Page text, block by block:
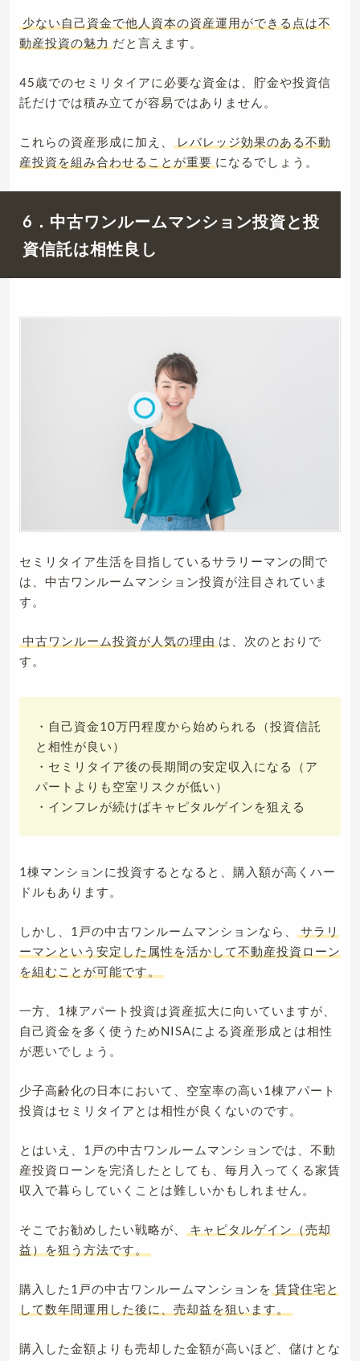
少ない自己資金で他人資本の資産運用ができる点は不
動産投資の魅力 だと言えます。
45歳でのセミリタイアに必要な資金は、貯金や投資信
託だけでは積み立てが容易ではありません。
これらの資産形成に加え、
レバレッジ効果のある不動
産投資を組み合わせることが重要 になるでしょう。
6．中古ワンルームマンション投資と投
資信託は相性良し
セミリタイア生活を目指しているサラリーマンの間で
は、中古ワンルームマンション投資が注目されていま
す。
中古ワンルーム投資が人気の理由 は、次のとおりで
す。
・自己資金10万円程度から始められる（投資信託
と相性が良い）
・セミリタイア後の長期間の安定収入になる（ア
パートよりも空室リスクが低い）
・インフレが続けばキャピタルゲインを狙える
1棟マンションに投資するとなると、購入額が高くハー
ドルもあります。
しかし、1戸の中古ワンルームマンションなら、
サラリ
ーマンという安定した属性を活かして不動産投資ローン
を組むことが可能です。
一方、1棟アパート投資は資産拡大に向いていますが、
自己資金を多く使うためNISAによる資産形成とは相性
が悪いでしょう。
少子高齢化の日本において、空室率の高い1棟アパート
投資はセミリタイアとは相性が良くないのです。
とはいえ、1戸の中古ワンルームマンションでは、不動
産投資ローンを完済したとしても、毎月入ってくる家賃
収入で暮らしていくことは難しいかもしれません。
そこでお勧めしたい戦略が、
キャピタルゲイン（売却
益）を狙う方法です。
購入した1戸の中古ワンルームマンションを 賃貸住宅と
して数年間運用した後に、売却益を狙います。
購入した金額よりも売却した金額が高いほど、儲けとな